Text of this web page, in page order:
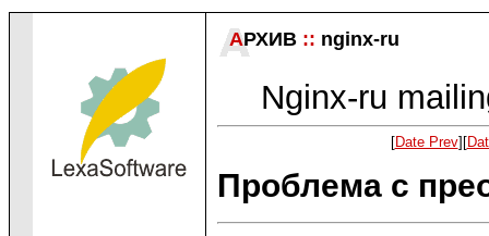
АРХИВ :: nginx-ru
Nginx-ru
[Date Prev][
Проблема с